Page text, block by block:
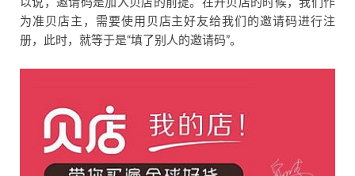
以说，邀请码是加入贝店的前提。在开贝店的时候，我们作
为准贝店主，需要使用贝店主好友给我们的邀请码进行注
册，此时，就等于是“填了别人的邀请码”。